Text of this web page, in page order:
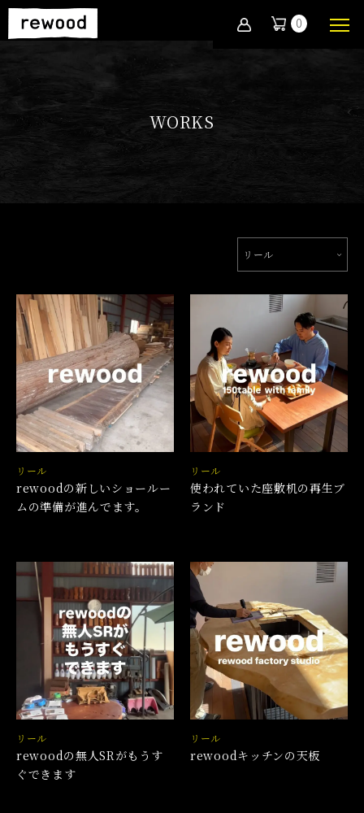
0
WORKS
リール
リール
rewoodの新しいショールー
ムの準備が進んでます。
リール
使われていた座敷机の再生ブ
ランド
リール
rewoodの無人SRがもうす
ぐできます
リール
rewoodキッチンの天板